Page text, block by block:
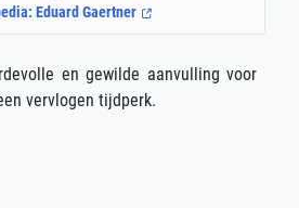
Eduard Gaertner
en gewilde aanvulling voor
vervlogen tijdperk.